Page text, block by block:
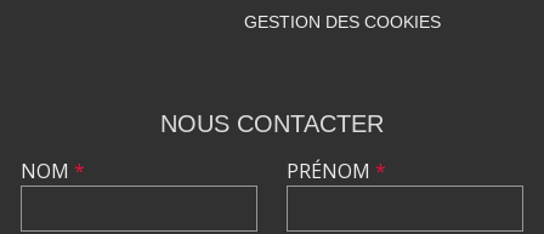
GESTION DES COOKIES
NOUS CONTACTER
NOM * PRÉNOM *